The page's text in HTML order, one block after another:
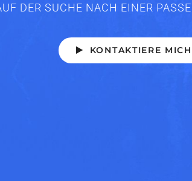
DER SUCHE NACH EINER
KONTAKTIERE MICH